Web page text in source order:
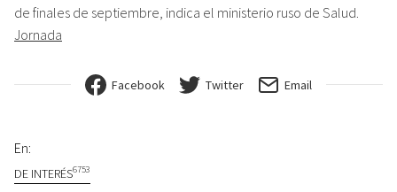
de finales de septiembre, indica el ministerio ruso de Salud.
Jornada
Facebook Twitter Email
En:
DE INTERÉS6753